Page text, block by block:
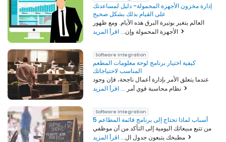
إدارة مخزون الأجهزة المحمولة- دليل لمساعدتك
على القيام بذلك بشكل صحيح
العالم يتغير بوتيرة البرق هذه الأيام. ومع ظهور
الأجهزة المحمولة وإن...
Software Integration
كيفية اختيار برنامج لوحة معلومات المطعم
المناسب لاحتياجاتك
عندما يتعلق الأمر بإدارة أعمال ناجحة، فإن وجود
نظام محاسبة قوي أمر ...
Software Integration
5 أسباب لماذا تحتاج إلى برنامج قائمة المطاعم
من تتبع مبيعاتك اليومية إلى التأكد من أن موظفي
مطبخك يتبعون جدول ال...